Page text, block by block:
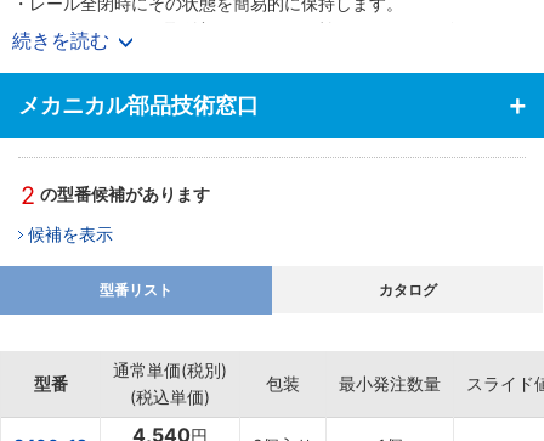
・アウターメンバー取付部のクッション効果によりキャビネットの
多少の変形にもスムーズなスライドが得られます。
・プリンター、コピーマシンなどOA機器、コンピュータ周辺機器、
計測器、精密機器などに使用。
続きを読む
メカニカル部品技術窓口
2 の型番候補があります
候補を表示
型番リスト カタログ
型番
通常単価(税別)
(税込単価)
包装 最小発注数量 スライド
4,540円